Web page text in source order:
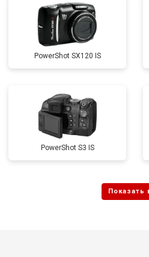
PowerShot SX120 IS
PowerShot S3 IS